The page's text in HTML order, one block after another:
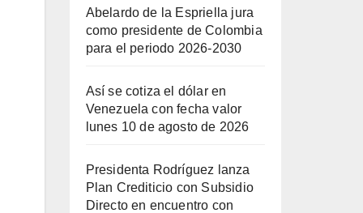
Abelardo de la Espriella jura
como presidente de Colombia
para el periodo 2026-2030
Así se cotiza el dólar en
Venezuela con fecha valor
lunes 10 de agosto de 2026
Presidenta Rodríguez lanza
Plan Crediticio con Subsidio
Directo en encuentro con